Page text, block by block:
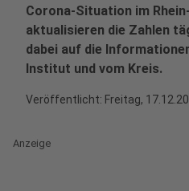
Corona-Situation im
aktualisieren die Zahlen
dabei auf die
Institut und vom Kreis.
Veröffentlicht: Freitag,
Anzeige